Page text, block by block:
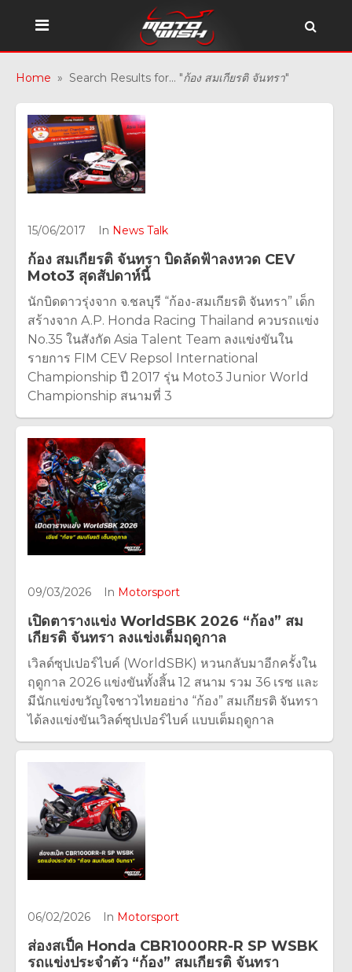
Home » Search Results for... "ก้อง สมเกียรติ จันทรา"
15/06/2017 In News Talk
ก้อง สมเกียรติ จันทรา บิดลัดฟ้าลงหวด CEV
Moto3 สุดสัปดาห์นี้
นักบิดดาวรุ่งจาก จ.ชลบุรี “ก้อง-สมเกียรติ จันทรา” เด็ก
สร้างจาก A.P. Honda Racing Thailand ควบรถแข่ง
No.35 ในสังกัด Asia Talent Team ลงแข่งขันใน
รายการ FIM CEV Repsol International
Championship ปี 2017 รุ่น Moto3 Junior World
Championship สนามที่ 3
09/03/2026 In Motorsport
เปิดตารางแข่ง WorldSBK 2026 “ก้อง” สม
เกียรติ จันทรา ลงแข่งเต็มฤดูกาล
เวิลด์ซุปเปอร์ไบค์ (WorldSBK) หวนกลับมาอีกครั้งใน
ฤดูกาล 2026 แข่งขันทั้งสิ้น 12 สนาม รวม 36 เรซ และ
มีนักแข่งขวัญใจชาวไทยอย่าง “ก้อง” สมเกียรติ จันทรา
ได้ลงแข่งขันเวิลด์ซุปเปอร์ไบค์ แบบเต็มฤดูกาล
06/02/2026 In Motorsport
ส่องสเป็ค Honda CBR1000RR-R SP WSBK
รถแข่งประจำตัว “ก้อง” สมเกียรติ จันทรา